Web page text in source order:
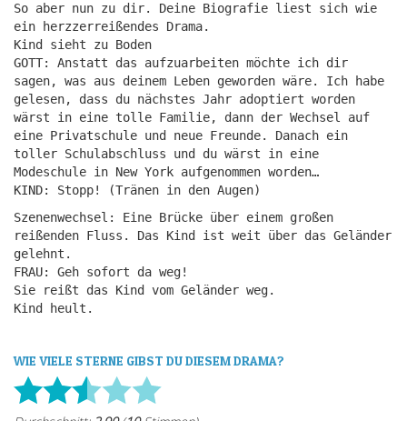
So aber nun zu dir. Deine Biografie liest sich wie
ein herzzerreißendes Drama.
Kind sieht zu Boden
GOTT: Anstatt das aufzuarbeiten möchte ich dir
sagen, was aus deinem Leben geworden wäre. Ich habe
gelesen, dass du nächstes Jahr adoptiert worden
wärst in eine tolle Familie, dann der Wechsel auf
eine Privatschule und neue Freunde. Danach ein
toller Schulabschluss und du wärst in eine
Modeschule in New York aufgenommen worden…
KIND: Stopp! (Tränen in den Augen)
Szenenwechsel: Eine Brücke über einem großen
reißenden Fluss. Das Kind ist weit über das Geländer
gelehnt.
FRAU: Geh sofort da weg!
Sie reißt das Kind vom Geländer weg.
Kind heult.
WIE VIELE STERNE GIBST DU DIESEM DRAMA?